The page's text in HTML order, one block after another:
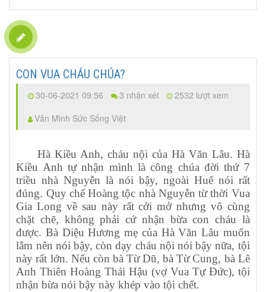
CON VUA CHÁU CHÚA?
30-06-2021 09:56 3 nhận xét
2532 lượt xem
Văn Minh Sức Sống Việt
Hà Kiều Anh, cháu nội của Hà Văn Lâu. Hà
Kiều Anh tự nhận mình là công chúa đời thứ 7
triều nhà Nguyễn là nói bậy, ngoài Huế nói rất
đúng. Quy chế Hoàng tộc nhà Nguyễn từ thời Vua
Gia Long về sau này rất cởi mở nhưng vô cùng
chặt chẽ, không phải cứ nhận bừa con cháu là
được. Bà Diệu Hương mẹ của Hà Văn Lâu muốn
lắm nên nói bậy, còn dạy cháu nội nói bậy nữa, tội
này rất lớn. Nếu còn bà Từ Dũ, bà Từ Cung, bà Lê
Anh Thiên Hoàng Thái Hậu (vợ Vua Tự Đức), tội
nhận bừa nói bậy này khép vào tội chết.